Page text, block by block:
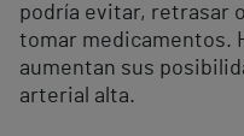
podría evitar, retrasar
tomar medicamentos.
aumentan sus
arterial alta.